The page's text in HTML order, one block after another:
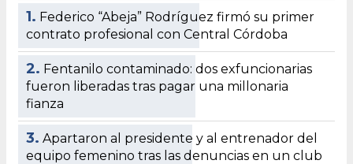
1. Federico “Abeja” Rodríguez firmó su primer
contrato profesional con Central Córdoba
2. Fentanilo contaminado: dos exfuncionarias
fueron liberadas tras pagar una millonaria
fianza
3. Apartaron al presidente y al entrenador del
equipo femenino tras las denuncias en un club